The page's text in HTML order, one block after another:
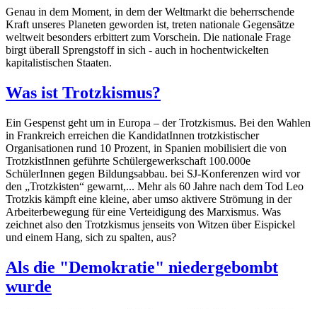
Genau in dem Moment, in dem der Weltmarkt die beherrschende
Kraft unseres Planeten geworden ist, treten nationale Gegensätze
weltweit besonders erbittert zum Vorschein. Die nationale Frage
birgt überall Sprengstoff in sich - auch in hochentwickelten
kapitalistischen Staaten.
Was ist Trotzkismus?
Ein Gespenst geht um in Europa – der Trotzkismus. Bei den Wahlen
in Frankreich erreichen die KandidatInnen trotzkistischer
Organisationen rund 10 Prozent, in Spanien mobilisiert die von
TrotzkistInnen geführte Schülergewerkschaft 100.000e
SchülerInnen gegen Bildungsabbau. bei SJ-Konferenzen wird vor
den „Trotzkisten“ gewarnt,... Mehr als 60 Jahre nach dem Tod Leo
Trotzkis kämpft eine kleine, aber umso aktivere Strömung in der
Arbeiterbewegung für eine Verteidigung des Marxismus. Was
zeichnet also den Trotzkismus jenseits von Witzen über Eispickel
und einem Hang, sich zu spalten, aus?
Als die "Demokratie" niedergebombt
wurde